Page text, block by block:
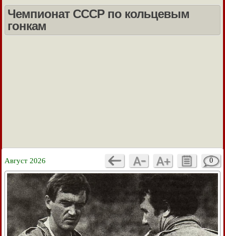
Чемпионат СССР по кольцевым
гонкам
Август 2026 0